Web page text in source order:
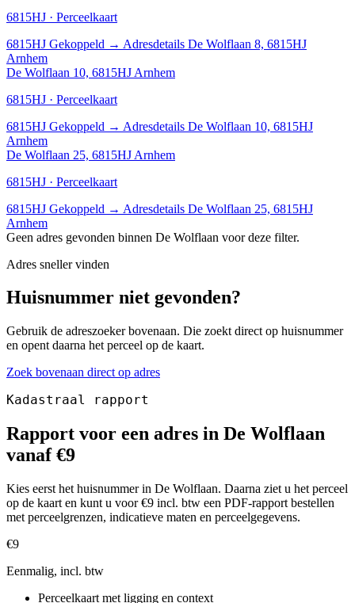
6815HJ · Perceelkaart
6815HJ Gekoppeld → Adresdetails De Wolflaan 8, 6815HJ
Arnhem
De Wolflaan 10, 6815HJ Arnhem
6815HJ · Perceelkaart
6815HJ Gekoppeld → Adresdetails De Wolflaan 10, 6815HJ
Arnhem
De Wolflaan 25, 6815HJ Arnhem
6815HJ · Perceelkaart
6815HJ Gekoppeld → Adresdetails De Wolflaan 25, 6815HJ
Arnhem
Geen adres gevonden binnen De Wolflaan voor deze filter.
Adres sneller vinden
Huisnummer niet gevonden?
Gebruik de adreszoeker bovenaan. Die zoekt direct op huisnummer
en opent daarna het perceel op de kaart.
Zoek bovenaan direct op adres
Kadastraal rapport
Rapport voor een adres in De Wolflaan
vanaf €9
Kies eerst het huisnummer in De Wolflaan. Daarna ziet u het perceel
op de kaart en kunt u voor €9 incl. btw een PDF-rapport bestellen
met perceelgrenzen, indicatieve maten en perceelgegevens.
€9
Eenmalig, incl. btw
Perceelkaart met ligging en context